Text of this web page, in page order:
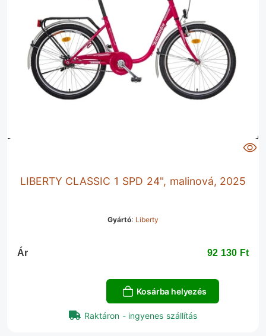
LIBERTY CLASSIC 1 SPD 24", malinová, 2025
Gyártó: Liberty
Ár 92 130 Ft‎
Kosárba helyezés
Raktáron - ingyenes szállítás